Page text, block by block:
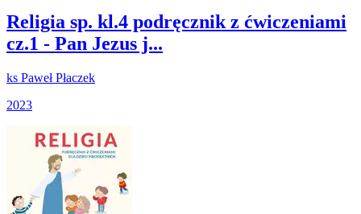
Religia sp. kl.4 podręcznik z ćwiczeniami
cz.1 - Pan Jezus j...
ks Paweł Płaczek
2023